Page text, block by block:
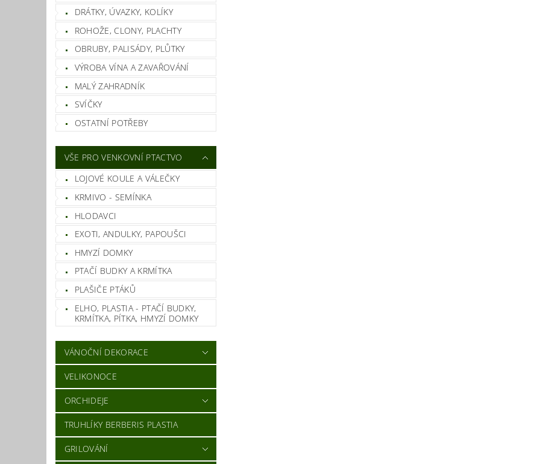
DRÁTKY, ÚVAZKY, KOLÍKY
ROHOŽE, CLONY, PLACHTY
OBRUBY, PALISÁDY, PLŮTKY
VÝROBA VÍNA A ZAVAŘOVÁNÍ
MALÝ ZAHRADNÍK
SVÍČKY
OSTATNÍ POTŘEBY
VŠE PRO VENKOVNÍ PTACTVO
LOJOVÉ KOULE A VÁLEČKY
KRMIVO - SEMÍNKA
HLODAVCI
EXOTI, ANDULKY, PAPOUŠCI
HMYZÍ DOMKY
PTAČÍ BUDKY A KRMÍTKA
PLAŠIČE PTÁKŮ
ELHO, PLASTIA - PTAČÍ BUDKY,
KRMÍTKA, PÍTKA, HMYZÍ DOMKY
VÁNOČNÍ DEKORACE
VELIKONOCE
ORCHIDEJE
TRUHLÍKY BERBERIS PLASTIA
GRILOVÁNÍ